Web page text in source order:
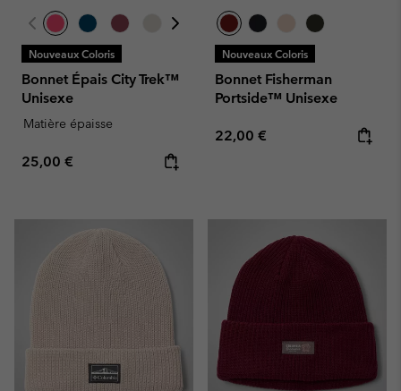
Nouveaux Coloris
Bonnet Épais City Trek™
Unisexe
Matière épaisse
Regular price:
25,00 €
Nouveaux Coloris
Bonnet Fisherman
Portside™ Unisexe
Regular price:
22,00 €